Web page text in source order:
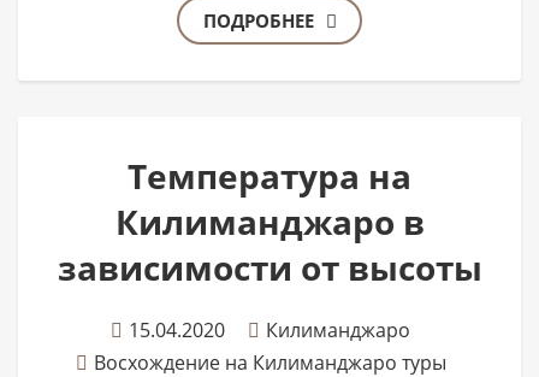
ПОДРОБНЕЕ
Температура на
Килиманджаро в
зависимости от высоты
15.04.2020
Килиманджаро
Восхождение на Килиманджаро туры